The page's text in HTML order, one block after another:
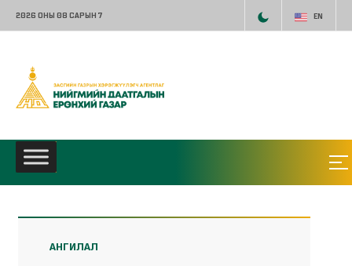
2026 ОНЫ 08 САРЫН 7 EN
АНГИЛАЛ